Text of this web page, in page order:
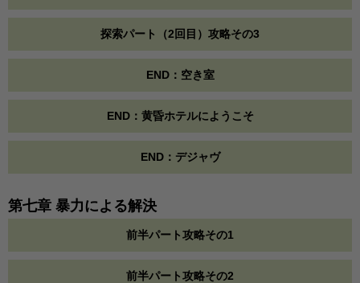
探索パート（2回目）攻略その3
END：空き室
END：黄昏ホテルにようこそ
END：デジャヴ
第七章 暴力による解決
前半パート攻略その1
前半パート攻略その2